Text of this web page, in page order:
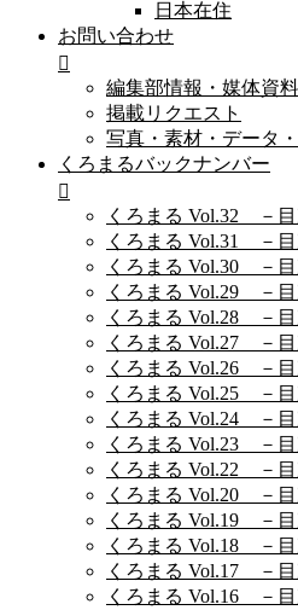
日本在住
お問い合わせ
編集部情報・媒体資料
掲載リクエスト
写真・素材・データ
くろまるバックナンバー
くろまる Vol.32 －目
くろまる Vol.31 －目
くろまる Vol.30 －目
くろまる Vol.29 －目
くろまる Vol.28 －目
くろまる Vol.27 －目
くろまる Vol.26 －目
くろまる Vol.25 －目
くろまる Vol.24 －目
くろまる Vol.23 －目
くろまる Vol.22 －目
くろまる Vol.20 －目
くろまる Vol.19 －目
くろまる Vol.18 －目
くろまる Vol.17 －目
くろまる Vol.16 －目